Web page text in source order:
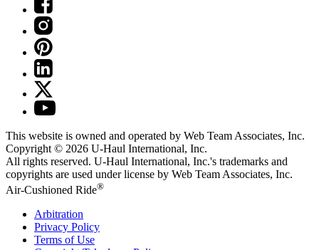
This website is owned and operated by Web Team Associates, Inc.
Copyright © 2026 U-Haul International, Inc.
All rights reserved. U-Haul International, Inc.'s trademarks and
copyrights are used under license by Web Team Associates, Inc.
Air-Cushioned Ride®
Arbitration
Privacy Policy
Terms of Use